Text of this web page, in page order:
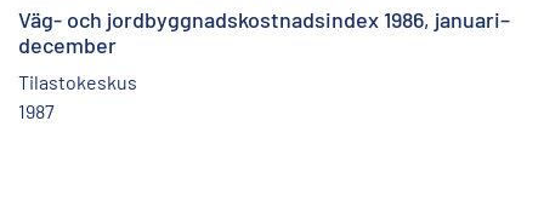
Väg- och jordbyggnadskostnadsindex 1986, januari–
december
Tilastokeskus
1987